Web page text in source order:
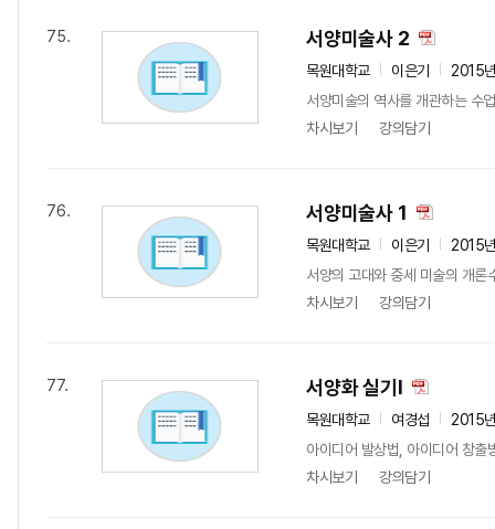
75. 서양미술사 2
목원대학교 이은기
2015
서양미술의 역사를 개관하는 수
차시보기
강의담기
76. 서양미술사 1
목원대학교 이은기
2015
서양의 고대와 중세 미술의 개
차시보기
강의담기
77. 서양화 실기I
목원대학교 여경섭
2015
아이디어 발상법, 아이디어 창출
차시보기
강의담기